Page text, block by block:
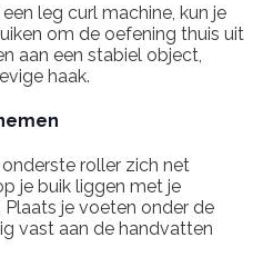
leg curl machine, kun je
om de oefening thuis uit
aan een stabiel object,
haak.
roller zich net
je buik liggen met je
je voeten onder de
vast aan de handvatten